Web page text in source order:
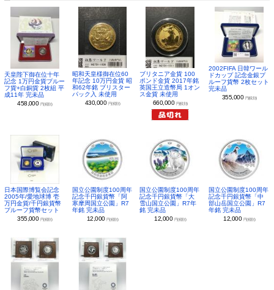
天皇陛下御在位十年
記念 1万円金貨プルー
フ貨+白銅貨 2枚組 平
成11年 完未品
458,000 円(税別)
昭和天皇様御在位60
年記念 10万円金貨 昭
和62年銘 ブリスター
パック入 未使用
430,000 円(税別)
ブリタニア金貨 100
ポンド金貨 2017年銘
英国王立造幣局 1オン
ス金貨 未使用
660,000 円(税別)
2002FIFA 日韓ワール
ドカップ 記念金銀プ
ルーフ貨幣 2枚セット
完未品
355,000 円(税別)
日本国際博覧会記念
2005年/愛地球博 壱
万円金貨/千円銀貨幣
プルーフ貨幣セット
355,000 円(税別)
国立公園制度100周年
記念千円銀貨幣「阿
寒摩周国立公園」R7
年銘 完未品
12,000 円(税別)
国立公園制度100周年
記念千円銀貨幣「大
雪山国立公園」R7年
銘 完未品
12,000 円(税別)
国立公園制度100周年
記念千円銀貨幣「中
部山岳国立公園」R7
年銘 完未品
12,000 円(税別)